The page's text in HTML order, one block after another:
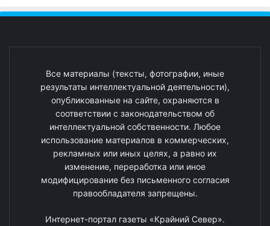
Все материалы (тексты, фотографии, иные
результаты интеллектуальной деятельности),
опубликованные на сайте, охраняются в
соответствии с законодательством об
интеллектуальной собственности. Любое
использование материалов в коммерческих,
рекламных или иных целях, а равно их
изменение, переработка или иное
модифицирование без письменного согласия
правообладателя запрещены.
Интернет-портал газеты «Крайний Север».